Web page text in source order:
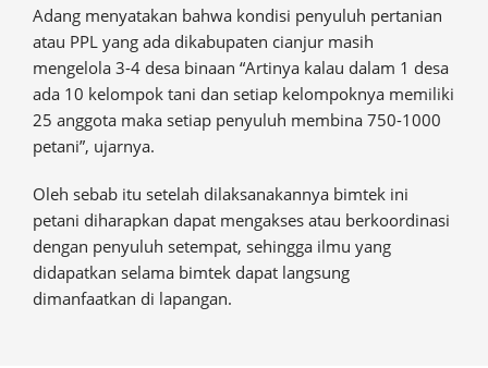
Adang menyatakan bahwa kondisi penyuluh pertanian
atau PPL yang ada dikabupaten cianjur masih
mengelola 3-4 desa binaan “Artinya kalau dalam 1 desa
ada 10 kelompok tani dan setiap kelompoknya memiliki
25 anggota maka setiap penyuluh membina 750-1000
petani”, ujarnya.
Oleh sebab itu setelah dilaksanakannya bimtek ini
petani diharapkan dapat mengakses atau berkoordinasi
dengan penyuluh setempat, sehingga ilmu yang
didapatkan selama bimtek dapat langsung
dimanfaatkan di lapangan.